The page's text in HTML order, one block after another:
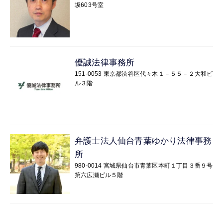
坂603号室
優誠法律事務所
151-0053 東京都渋谷区代々木１－５５－２大和ビ
ル３階
弁護士法人仙台青葉ゆかり法律事務
所
980-0014 宮城県仙台市青葉区本町１丁目３番９号
第六広瀬ビル５階